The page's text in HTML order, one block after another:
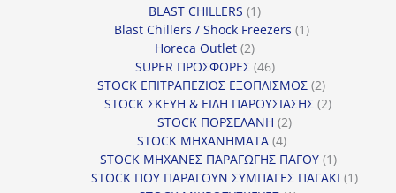
BLAST CHILLERS 11
προϊόν
Blast Chillers / Shock Freezers 11
Horeca Outlet 22
προϊόντα
SUPER ΠΡΟΣΦΟΡΕΣ 4646
προϊόντα
STOCK ΕΠΙΤΡΑΠΕΖΙΟΣ ΕΞΟΠΛΙΣΜΟΣ 22
προϊόντα
STOCK ΣΚΕΥΗ & ΕΙΔΗ ΠΑΡΟΥΣΙΑΣΗΣ 22
STOCK ΠΟΡΣΕΛΑΝΗ 22
STOCK ΜΗΧΑΝΗΜΑΤΑ 44
προϊόντα
STOCK ΜΗΧΑΝΕΣ ΠΑΡΑΓΩΓΗΣ ΠΑΓΟΥ 11
προϊόν
STOCK ΠΟΥ ΠΑΡΑΓΟΥΝ ΣΥΜΠΑΓΕΣ ΠΑΓΑΚΙ 11